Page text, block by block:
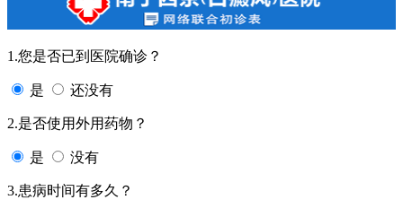
1.您是否已到医院确诊？
是 还没有
2.是否使用外用药物？
是 没有
3.患病时间有多久？